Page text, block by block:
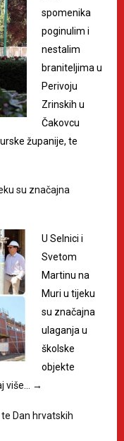
spomenika
poginulim i
nestalim
braniteljima u
Perivoju
Zrinskih u
Čakovcu
županije, te
su značajna
U Selnici i
Svetom
Martinu na
Muri u tijeku
su značajna
ulaganja u
školske
objekte
više… →
Dan hrvatskih